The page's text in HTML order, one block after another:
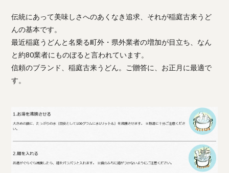
伝統にあって美味しさへのあくなき追求、それが稲庭古来うど
んの基本です。
最近稲庭うどんと名乗る町外・県外業者の増加が目立ち、なん
と約80業者にものぼると言われています。
信頼のブランド、稲庭古来うどん。ご贈答に、お正月に最適で
す。